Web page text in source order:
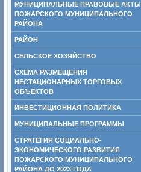
МУНИЦИПАЛЬНЫЕ ПРАВОВЫЕ АКТЫ
ПОЖАРСКОГО МУНИЦИПАЛЬНОГО
РАЙОНА
РАЙОН
СЕЛЬСКОЕ ХОЗЯЙСТВО
СХЕМА РАЗМЕЩЕНИЯ
НЕСТАЦИОНАРНЫХ ТОРГОВЫХ
ОБЪЕКТОВ
ИНВЕСТИЦИОННАЯ ПОЛИТИКА
МУНИЦИПАЛЬНЫЕ ПРОГРАММЫ
СТРАТЕГИЯ СОЦИАЛЬНО-
ЭКОНОМИЧЕСКОГО РАЗВИТИЯ
ПОЖАРСКОГО МУНИЦИПАЛЬНОГО
РАЙОНА ДО 2023 ГОДА